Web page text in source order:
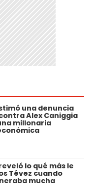
una denuncia
Alex Caniggia
millonaria
lo qué más le
Tévez cuando
mucha